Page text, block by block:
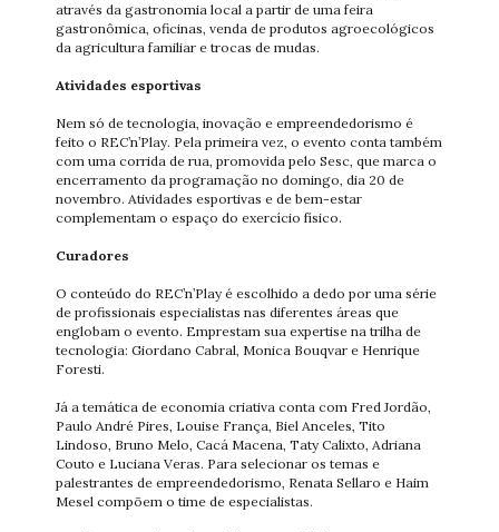
através da gastronomia local a partir de uma feira
gastronômica, oficinas, venda de produtos agroecológicos
da agricultura familiar e trocas de mudas.
Atividades esportivas
Nem só de tecnologia, inovação e empreendedorismo é
feito o REC’n’Play. Pela primeira vez, o evento conta também
com uma corrida de rua, promovida pelo Sesc, que marca o
encerramento da programação no domingo, dia 20 de
novembro. Atividades esportivas e de bem-estar
complementam o espaço do exercício físico.
Curadores
O conteúdo do REC’n’Play é escolhido a dedo por uma série
de profissionais especialistas nas diferentes áreas que
englobam o evento. Emprestam sua expertise na trilha de
tecnologia: Giordano Cabral, Monica Bouqvar e Henrique
Foresti.
Já a temática de economia criativa conta com Fred Jordão,
Paulo André Pires, Louise França, Biel Anceles, Tito
Lindoso, Bruno Melo, Cacá Macena, Taty Calixto, Adriana
Couto e Luciana Veras. Para selecionar os temas e
palestrantes de empreendedorismo, Renata Sellaro e Haim
Mesel compõem o time de especialistas.